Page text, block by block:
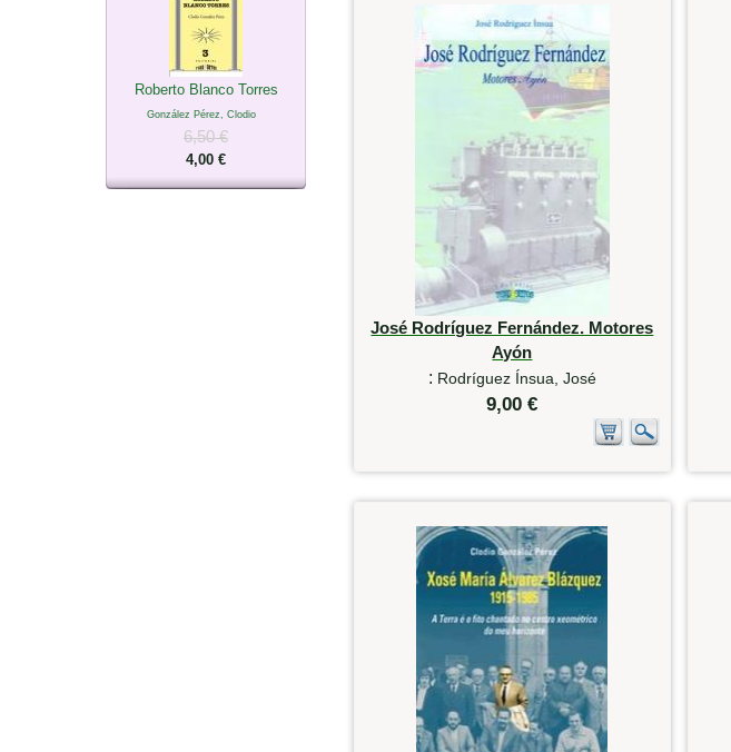
Roberto Blanco Torres
González Pérez, Clodio
6,50 €
4,00 €
José Rodríguez Fernández. Motores
Ayón
: Rodríguez Ínsua, José
9,00 €